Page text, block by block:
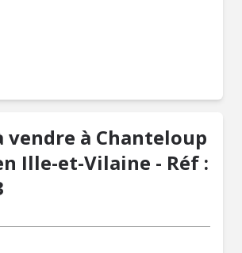
vendre à Chanteloup
Ille-et-Vilaine - Réf :